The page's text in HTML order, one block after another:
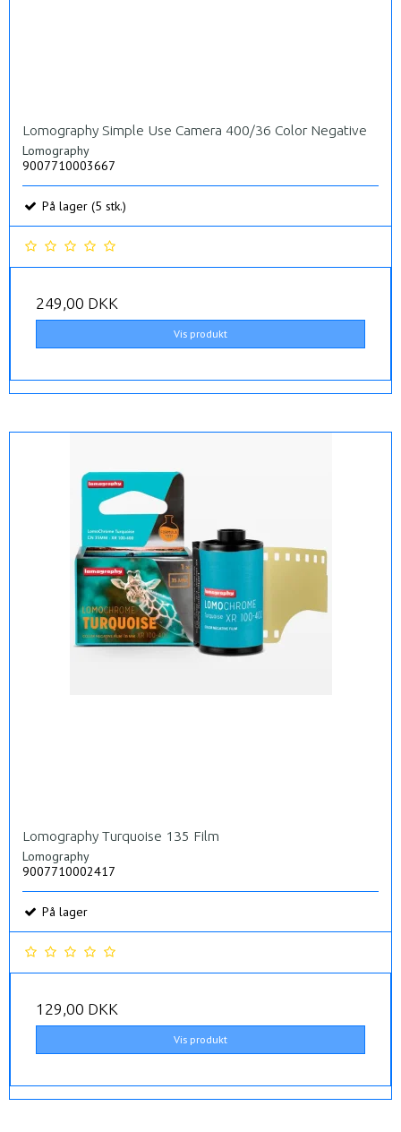
Lomography Simple Use Camera 400/36 Color Negative
Lomography
9007710003667
På lager (5 stk.)
249,00 DKK
Vis produkt
Lomography Turquoise 135 Film
Lomography
9007710002417
På lager
129,00 DKK
Vis produkt